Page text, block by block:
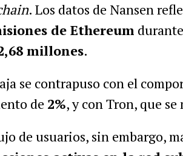
. Los datos de Nansen
de Ethereum
millones.
se contrapuso con el
de 2%, y con Tron, que
de usuarios, sin embargo,